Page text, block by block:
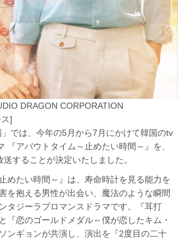
DRAGON CORPORATION
]
では、今年の5月から7月にかけて韓国のtv
『アバウトタイム～止めたい時間～』を、
することが決定いたしました。
めたい時間～』は、寿命時計を見る能力を
を抱える男性が出会い、魔法のような瞬間
タジーラブロマンスドラマです。『耳打
『恋のゴールドメダル～僕が恋したキム・
ンギョンが共演し、演出を『2度目の二十